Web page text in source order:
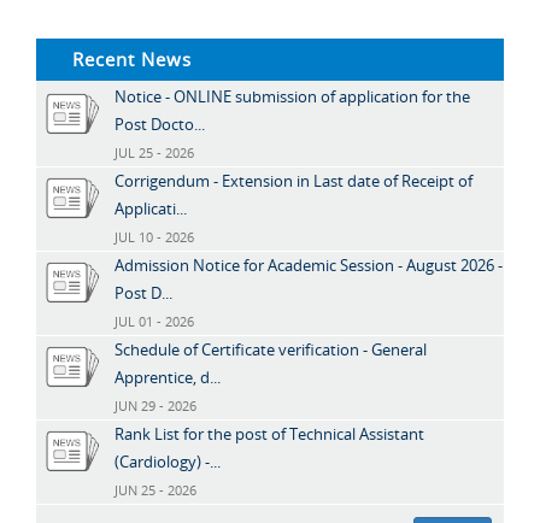
Recent News
Notice - ONLINE submission of application for the
Post Docto...
JUL 25 - 2026
Corrigendum - Extension in Last date of Receipt of
Applicati...
JUL 10 - 2026
Admission Notice for Academic Session - August 2026 -
Post D...
JUL 01 - 2026
Schedule of Certificate verification - General
Apprentice, d...
JUN 29 - 2026
Rank List for the post of Technical Assistant
(Cardiology) -...
JUN 25 - 2026